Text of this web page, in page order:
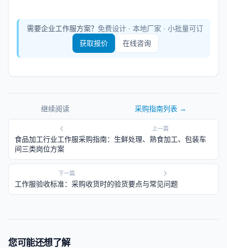
需要企业工作服方案？ 免费设计 · 本地厂家 · 小批量可订
获取报价
在线咨询
继续阅读 采购指南列表 →
上一篇
食品加工行业工作服采购指南：生鲜处理、熟食加工、包装车
间三类岗位方案
下一篇
工作服验收标准：采购收货时的验货要点与常见问题
您可能还想了解